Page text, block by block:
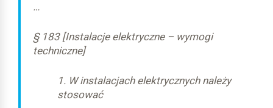
…
§ 183 [Instalacje elektryczne – wymogi
techniczne]
1. W instalacjach elektrycznych należy
stosować